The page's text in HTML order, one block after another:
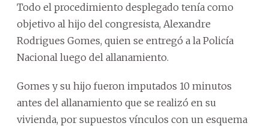
Todo el procedimiento desplegado tenía como
objetivo al hijo del congresista, Alexandre
Rodrigues Gomes, quien se entregó a la Policía
Nacional luego del allanamiento.
Gomes y su hijo fueron imputados 10 minutos
antes del allanamiento que se realizó en su
vivienda, por supuestos vínculos con un esquema